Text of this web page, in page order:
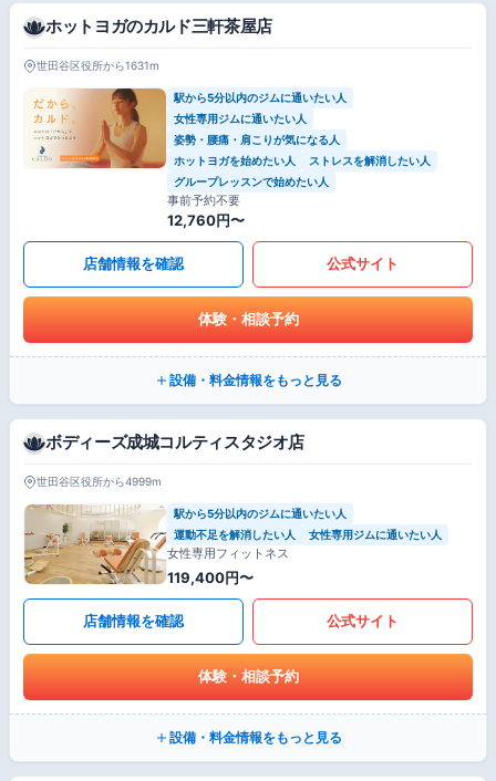
ホットヨガのカルド三軒茶屋店
世田谷区役所から1631m
駅から5分以内のジムに通いたい人
女性専用ジムに通いたい人
姿勢・腰痛・肩こりが気になる人
ホットヨガを始めたい人
ストレスを解消したい人
グループレッスンで始めたい人
事前予約不要
12,760円〜
店舗情報を確認 公式サイト
体験・相談予約
設備・料金情報をもっと見る
ボディーズ成城コルティスタジオ店
世田谷区役所から4999m
駅から5分以内のジムに通いたい人
運動不足を解消したい人
女性専用ジムに通いたい人
女性専用フィットネス
119,400円〜
店舗情報を確認 公式サイト
体験・相談予約
設備・料金情報をもっと見る